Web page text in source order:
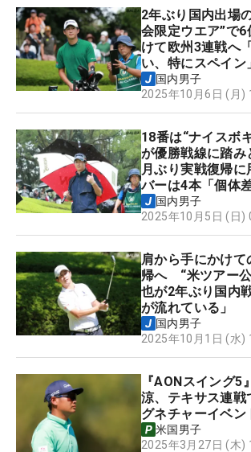
2年ぶり国内出場
会限定ウエア”で
けて欧州3連戦へ
い、特にスペイン
国内男子
2025年10月6日 (月)
18番は“ナイスボ
が優勝戦線に踏
月ぶり実戦復帰に
バーは4本「個体
ト違い」
国内男子
2025年10月5日 (日)
肩から手にかけて
帰へ “米ツアー
也が2年ぶり国内
が流れている」
国内男子
2025年10月1日 (水)
『AONスイング
涼、テキサス連戦
グネチャーイベン
米国男子
2025年3月27日 (木)